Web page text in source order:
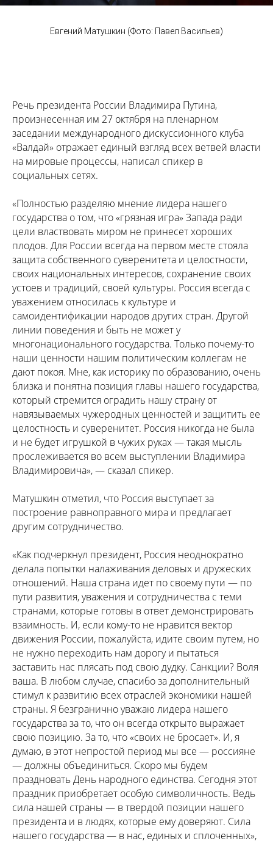
Евгений Матушкин (Фото: Павел Васильев)
Речь президента России Владимира Путина,
произнесенная им 27 октября на пленарном
заседании международного дискуссионного клуба
«Валдай» отражает единый взгляд всех ветвей власти
на мировые процессы, написал спикер в
социальных сетях.
«Полностью разделяю мнение лидера нашего
государства о том, что «грязная игра» Запада ради
цели властвовать миром не принесет хороших
плодов. Для России всегда на первом месте стояла
защита собственного суверенитета и целостности,
своих национальных интересов, сохранение своих
устоев и традиций, своей культуры. Россия всегда с
уважением относилась к культуре и
самоидентификации народов других стран. Другой
линии поведения и быть не может у
многонационального государства. Только почему-то
наши ценности нашим политическим коллегам не
дают покоя. Мне, как историку по образованию, очень
близка и понятна позиция главы нашего государства,
который стремится оградить нашу страну от
навязываемых чужеродных ценностей и защитить ее
целостность и суверенитет. Россия никогда не была
и не будет игрушкой в чужих руках — такая мысль
прослеживается во всем выступлении Владимира
Владимировича», — сказал спикер.
Матушкин отметил, что Россия выступает за
построение равноправного мира и предлагает
другим сотрудничество.
«Как подчеркнул президент, Россия неоднократно
делала попытки налаживания деловых и дружеских
отношений. Наша страна идет по своему пути — по
пути развития, уважения и сотрудничества с теми
странами, которые готовы в ответ демонстрировать
взаимность. И, если кому-то не нравится вектор
движения России, пожалуйста, идите своим путем, но
не нужно переходить нам дорогу и пытаться
заставить нас плясать под свою дудку. Санкции? Воля
ваша. В любом случае, спасибо за дополнительный
стимул к развитию всех отраслей экономики нашей
страны. Я безгранично уважаю лидера нашего
государства за то, что он всегда открыто выражает
свою позицию. За то, что «своих не бросает». И, я
думаю, в этот непростой период мы все — россияне
— должны объединиться. Скоро мы будем
праздновать День народного единства. Сегодня этот
праздник приобретает особую символичность. Ведь
сила нашей страны — в твердой позиции нашего
президента и в людях, которые ему доверяют. Сила
нашего государства — в нас, единых и сплоченных»,